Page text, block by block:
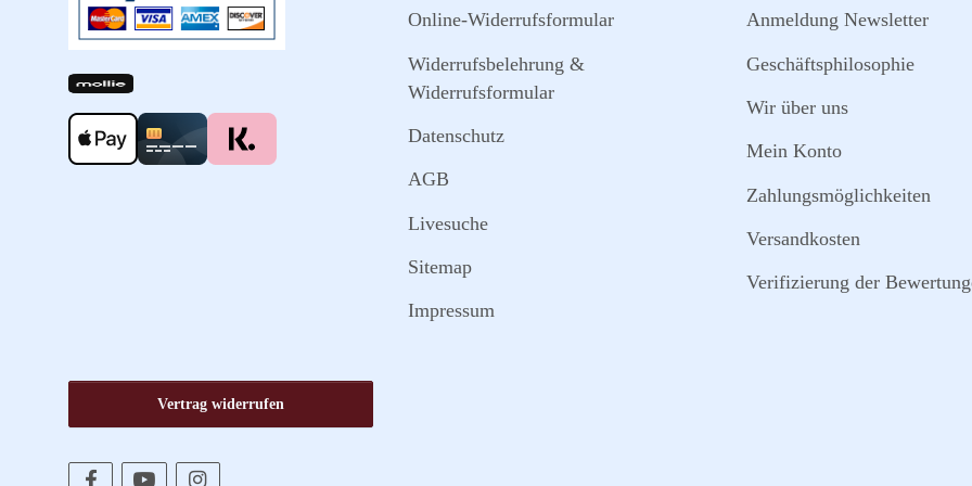
Online-Widerrufsformular
Widerrufsbelehrung &
Widerrufsformular
Datenschutz
AGB
Livesuche
Sitemap
Impressum
Anmeldung Newsletter
Geschäftsphilosophie
Wir über uns
Mein Konto
Zahlungsmöglichkeiten
Versandkosten
Verifizierung der
Vertrag widerrufen